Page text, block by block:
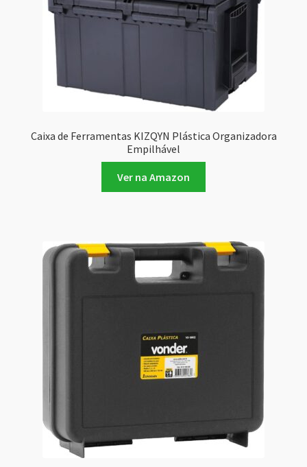
Caixa de Ferramentas KIZQYN Plástica Organizadora
Empilhável
Ver na Amazon